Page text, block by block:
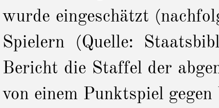
wurde eingeschätzt
Spielern (Quelle:
Bericht die Staffel der
von einem Punktspiel